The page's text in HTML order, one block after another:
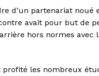
d’un partenariat
avait pour but de
hors normes avec
les nombreux